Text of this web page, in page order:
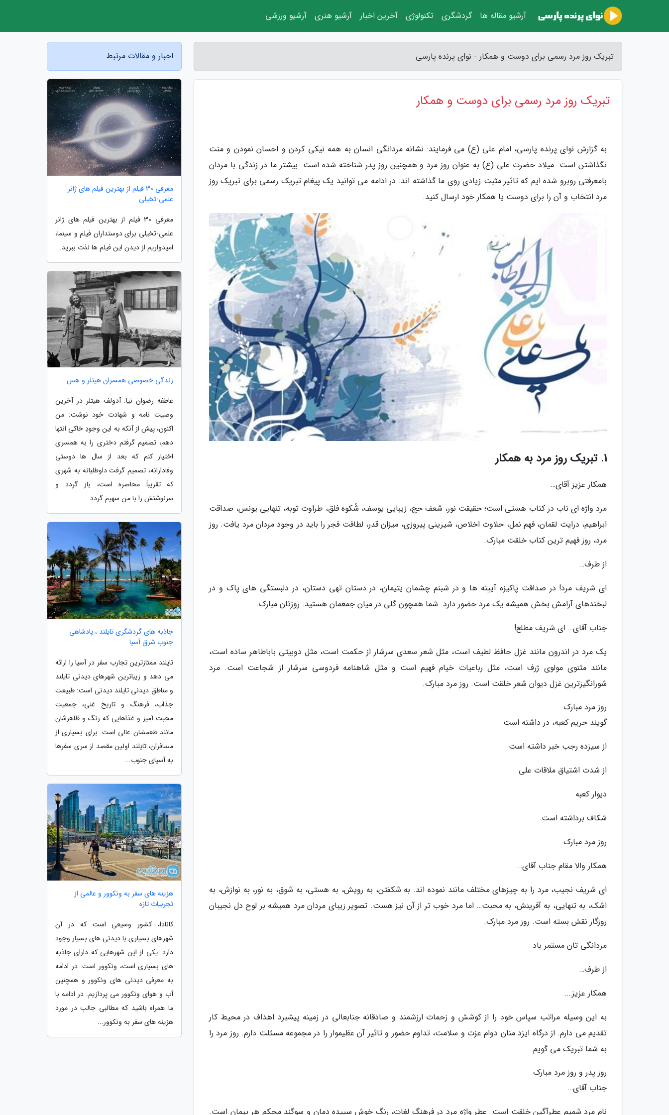
تبریک روز مرد رسمی برای دوست و همکار - نوای پرنده پارسی
تبریک روز مرد رسمی برای دوست و همکار
به گزارش نوای پرنده پارسی، امام علی (ع) می فرمایند: نشانه مردانگی انسان به همه نیکی کردن و احسان نمودن و منت
نگذاشتن است. میلاد حضرت علی (ع) به عنوان روز مرد و همچنین روز پدر شناخته شده است. بیشتر ما در زندگی با مردان
بامعرفتی روبرو شده ایم که تاثیر مثبت زیادی روی ما گذاشته اند. در ادامه می توانید یک پیغام تبریک رسمی برای تبریک روز
مرد انتخاب و آن را برای دوست یا همکار خود ارسال کنید.
1. تبریک روز مرد به همکار
همکار عزیز آقای…
مرد واژه ای ناب در کتاب هستی است؛ حقیقت نور، شعف حج، زیبایی یوسف، شُکوه فلق، طراوت توبه، تنهایی یونس، صداقت
ابراهیم، درایت لقمان، فهم نمل، حلاوت اخلاص، شیرینی پیروزی، میزان قدر، لطافت فجر را باید در وجود مردان مرد یافت. روز
مرد، روز فهیم ترین کتاب خلقت مبارک.
از طرف…
ای شریف مرد! در صداقت پاکیزه آیینه ها و در شبنم چشمان یتیمان، در دستان تهی دستان، در دلبستگی های پاک و در
لبخندهای آرامش بخش همیشه یک مرد حضور دارد. شما همچون گلی در میان جمعمان هستید. روزتان مبارک.
جناب آقای… ای شریف مطلع!
یک مرد در اندرون مانند غزل حافظ لطیف است، مثل شعر سعدی سرشار از حکمت است، مثل دوبیتی باباطاهر ساده است،
مانند مثنوی مولوی ژرف است، مثل رباعیات خیام فهیم است و مثل شاهنامه فردوسی سرشار از شجاعت است. مرد
شورانگیزترین غزل دیوان شعر خلقت است. روز مرد مبارک.
روز مرد مبارک
گویند حریم کعبه، در داشته است
از سیزده رجب خبر داشته است
از شدت اشتیاق ملاقات علی
دیوار کعبه
شکاف برداشته است.
روز مرد مبارک
همکار والا مقام جناب آقای…
ای شریف نجیب، مرد را به چیزهای مختلف مانند نموده اند. به شکفتن، به رویش، به هستی، به شوق، به نور، به نوازش، به
اشک، به تنهایی، به آفرینش، به محبت… اما مرد خوب تر از آن نیز هست. تصویر زیبای مردان مرد همیشه بر لوح دل نجیبان
روزگار نقش بسته است. روز مرد مبارک.
مردانگی تان مستمر باد
از طرف…
همکار عزیز….
به این وسیله مراتب سپاس خود را از کوشش و زحمات ارزشمند و صادقانه جنابعالی در زمینه پیشبرد اهداف در محیط کار
تقدیم می دارم. از درگاه ایزد منان دوام عزت و سلامت، تداوم حضور و تاثیر آن عظیموار را در مجموعه مسئلت دارم. روز مرد را
به شما تبریک می گویم.
روز پدر و روز مرد مبارک
جناب آقای…
نام مرد شمیم عطرآگین خلقت است. عطر واژه مرد در فرهنگ لغات، رنگ خوش سپیده دمان و سوگند محکم هر پیمان است.
اخبار و مقالات مرتبط
معرفی 30 فیلم از بهترین فیلم های ژانر
علمی-تخیلی
معرفی 30 فیلم از بهترین فیلم های ژانر
علمی-تخیلی برای دوستداران فیلم و سینما،
امیدواریم از دیدن این فیلم ها لذت ببرید.
زندگی خصوصی همسران هیتلر و هِس
عاطفه رضوان نیا: آدولف هیتلر در آخرین
وصیت نامه و شهادت خود نوشت: من
اکنون، پیش از آنکه به این وجودِ خاکی انتها
دهم، تصمیم گرفتم دختری را به همسری
اختیار کنم که بعد از سال ها دوستی
وفادارانه، تصمیم گرفت داوطلبانه به شهری
که تقریباً محاصره است، باز گردد و
سرنوشتش را با من سهیم گردد....
جاذبه های گردشگری تایلند ، پادشاهی
جنوب شرق آسیا
تایلند ممتازترین تجارب سفر در آسیا را ارائه
می دهد و زیباترین شهرهای دیدنی تایلند
و مناطق دیدنی تایلند دیدنی است: طبیعت
جذاب، فرهنگ و تاریخ غنی، جمعیت
محبت آمیز و غذاهایی که رنگ و ظاهرشان
مانند طعمشان عالی است. برای بسیاری از
مسافران، تایلند اولین مقصد از سری سفرها
به آسیای جنوب...
هزینه های سفر به ونکوور و عالمی از
تجربیات تازه
کانادا، کشور وسیعی است که در آن
شهرهای بسیاری با دیدنی های بسیار وجود
دارد. یکی از این شهرهایی که دارای جاذبه
های بسیاری است، ونکوور است. در ادامه
به معرفی دیدنی های ونکوور و همچنین
آب و هوای ونکوور می پردازیم. در ادامه با
ما همراه باشید که مطالبی جالب در مورد
هزینه های سفر به ونکوور...
آرشیو مقاله ها گردشگری تکنولوژی آخرین اخبار آرشیو هنری آرشیو ورزشی